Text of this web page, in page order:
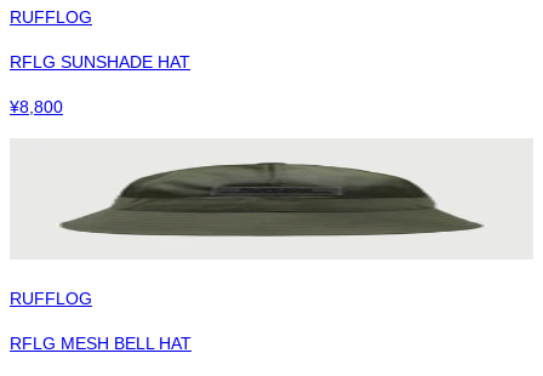
RUFFLOG
RFLG SUNSHADE HAT
¥8,800
RUFFLOG
RFLG MESH BELL HAT